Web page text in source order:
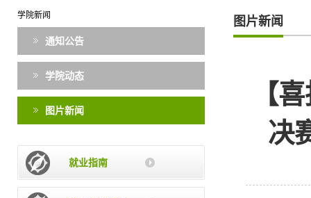
学院新闻
通知公告
学院动态
图片新闻
就业指南
图片新闻
【
决